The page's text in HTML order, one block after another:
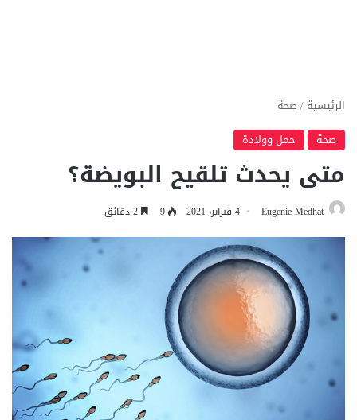
الرئيسية /صحة
صحة
حمل وولادة
متى يحدث تلقيح البويضة؟
Eugenie Medhat 4 فبراير، 2021 9